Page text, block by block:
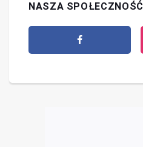
NASZA SPOŁECZNOŚĆ